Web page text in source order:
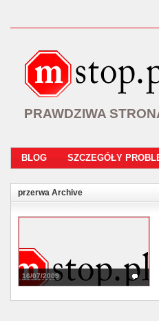
PRAWDZIWA
BLOG SZCZEGÓŁY
przerwa Archive
16/07/2009